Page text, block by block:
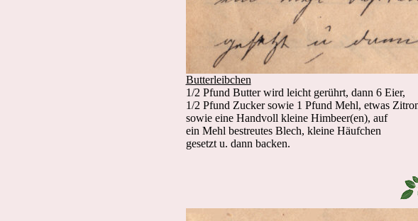
Butterleibchen
1/2 Pfund Butter wird leicht gerührt, dann 6 Eier,
1/2 Pfund Zucker sowie 1 Pfund Mehl, etwas
sowie eine Handvoll kleine Himbeer(en), auf
ein Mehl bestreutes Blech, kleine Häufchen
gesetzt u. dann backen.